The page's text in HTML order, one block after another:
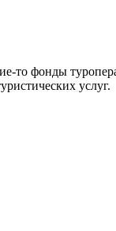
то фонды
услуг.